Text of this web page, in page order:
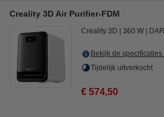
Creality 3D Air Purifier-FDM
Creality 3D 360 W
Bekijk de
Tijdelijk uitverkocht
€ 574,50